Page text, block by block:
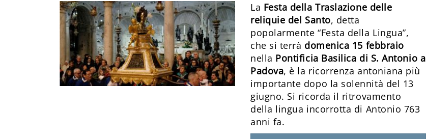
La Festa della Traslazione delle
reliquie del Santo, detta
popolarmente “Festa della Lingua”,
che si terrà domenica 15 febbraio
nella Pontificia Basilica di S. Antonio a
Padova, è la ricorrenza antoniana più
importante dopo la solennità del 13
giugno. Si ricorda il ritrovamento
della lingua incorrotta di Antonio 763
anni fa.